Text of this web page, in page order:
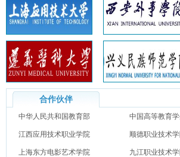
合作伙伴
中华人民共和国教育部 中国高等教育
网）
江西应用技术职业学院 顺德职业技术
上海东方电影艺术学院 九江职业技术